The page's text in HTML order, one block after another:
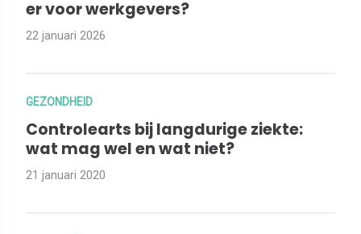
er voor werkgevers?
22 januari 2026
GEZONDHEID
Controlearts bij langdurige ziekte:
wat mag wel en wat niet?
21 januari 2020